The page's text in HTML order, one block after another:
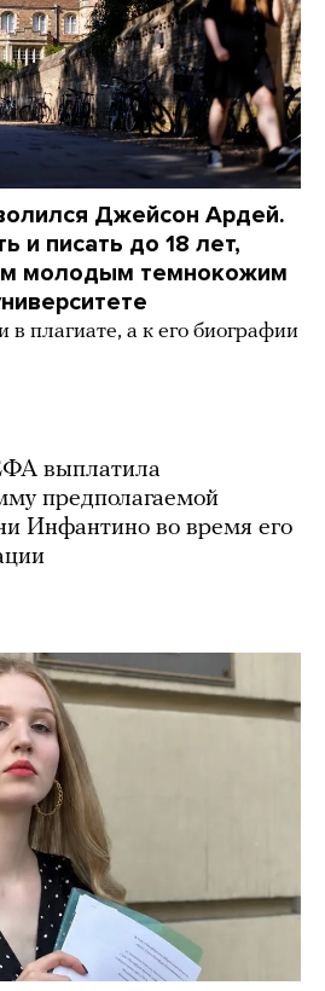
Джейсон Ардей.
и писать до 18 лет,
молодым темнокожим
в плагиате, а к его биографии
выплатила
предполагаемой
Инфантино во время его